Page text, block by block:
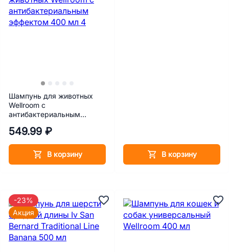
Шампунь для животных
Wellroom с
антибактериальным
549.99 ₽
В корзину В корзину
-23%
Акция